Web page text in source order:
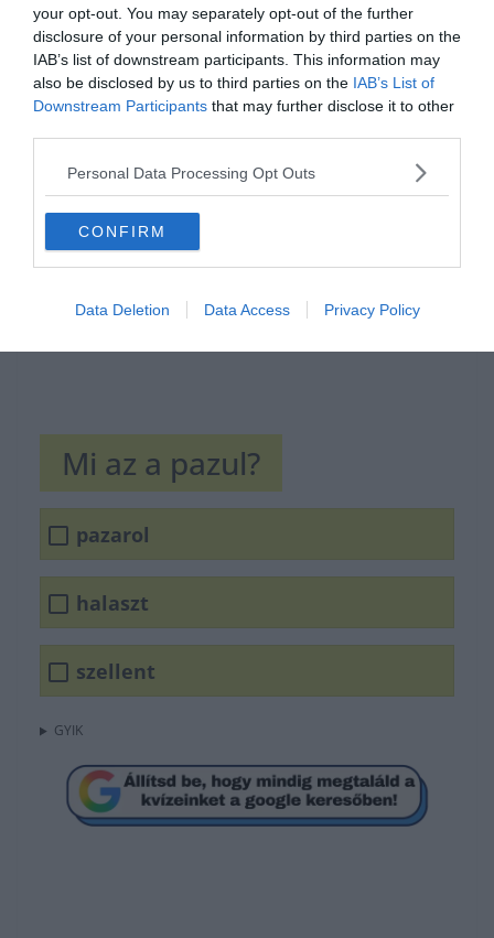
your opt-out. You may separately opt-out of the further
disclosure of your personal information by third parties on the
IAB’s list of downstream participants. This information may
also be disclosed by us to third parties on the IAB’s List of
Downstream Participants that may further disclose it to other
Personal Data Processing Opt Outs
CONFIRM
Data Deletion Data Access Privacy Policy
Hirdetés
Mi az a pazul?
pazarol
halaszt
szellent
GYIK